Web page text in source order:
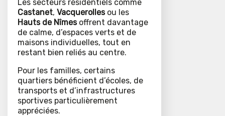
Les secteurs résidentiels comme
Castanet, Vacquerollesou les
Hauts de Nîmesoffrent davantage
de calme, d’espaces verts et de
maisons individuelles, tout en
restant bien reliés au centre.
Pour les familles, certains
quartiers bénéficient d’écoles, de
transports et d’infrastructures
sportives particulièrement
appréciées.